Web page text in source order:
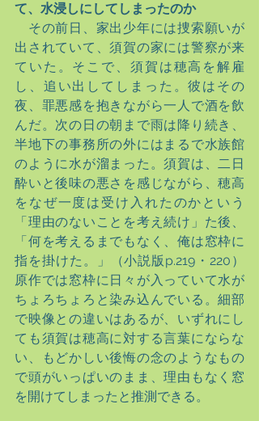
て、水浸しにしてしまったのか
その前日、家出少年には捜索願いが
出されていて、須賀の家には警察が来
ていた。そこで、須賀は穂高を解雇
し、追い出してしまった。彼はその
夜、罪悪感を抱きながら一人で酒を飲
んだ。次の日の朝まで雨は降り続き、
半地下の事務所の外にはまるで水族館
のように水が溜まった。須賀は、二日
酔いと後味の悪さを感じながら、穂高
をなぜ一度は受け入れたのかという
「理由のないことを考え続け」た後、
「何を考えるまでもなく、俺は窓枠に
指を掛けた。」（小説版p.219・220）
原作では窓枠に日々が入っていて水が
ちょろちょろと染み込んでいる。細部
で映像との違いはあるが、いずれにし
ても須賀は穂高に対する言葉にならな
い、もどかしい後悔の念のようなもの
で頭がいっぱいのまま、理由もなく窓
を開けてしまったと推測できる。